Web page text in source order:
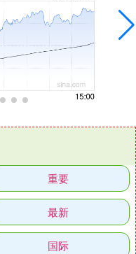
重要
最新
国际